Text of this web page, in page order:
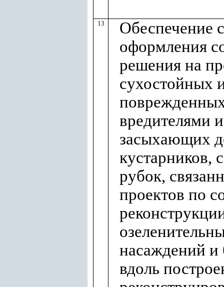
13
Обеспечение
оформления
решения на
сухостойных
вредителями
засыхающих
кустарников,
рубок,
проектов по
насаждений и
вдоль